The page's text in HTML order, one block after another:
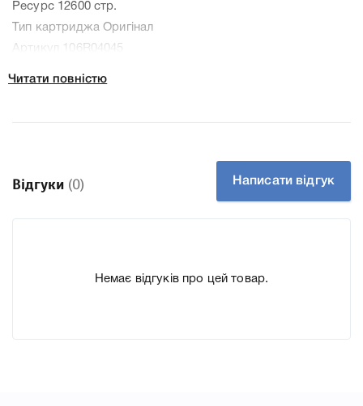
Ресурс 12600 стр.
Тип картриджа Оригінал
Артикул 106R04045
до якого підходить Картридж Xerox 106R04045 black, що
дозволить Вам легко підтвердити правильність вибору.
Читати повністю
Відгуки (0) Написати відгук
Немає відгуків про цей товар.